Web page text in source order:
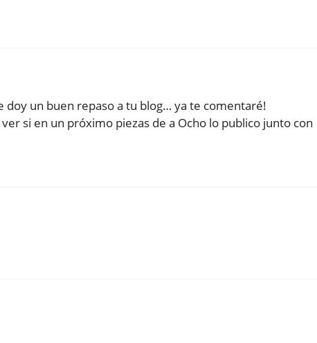
doy un buen repaso a tu blog… ya te comentaré!
si en un próximo piezas de a Ocho lo publico junto con